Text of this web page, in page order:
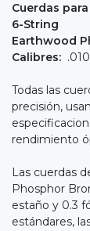
Cuerdas
6-String
Earthwood
Calibres:
Todas las
precisión,
rendimiento
Las cuerdas
Phosphor
estaño y 0.3
estándares,